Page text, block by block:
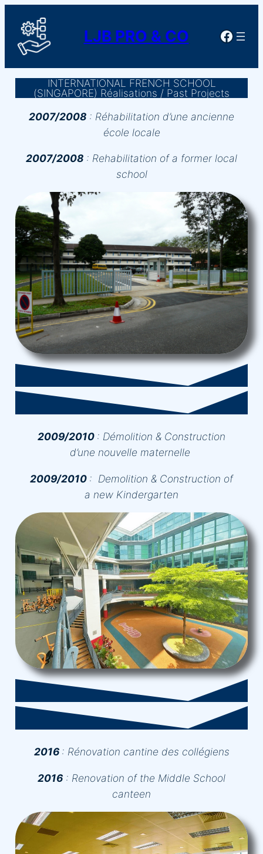
content
LJB PRO & CO
INTERNATIONAL FRENCH SCHOOL
(SINGAPORE) Réalisations / Past Projects
2007/2008 : Réhabilitation d’une ancienne
école locale
2007/2008 : Rehabilitation of a former local
school
2009/2010 : Démolition & Construction
d’une nouvelle maternelle
2009/2010 : Demolition & Construction of
a new Kindergarten
2016: Rénovation cantine des collégiens
2016: Renovation of the Middle School
canteen